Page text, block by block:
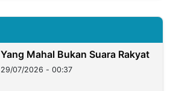
Yang Mahal Bukan Suara Rakyat
29/07/2026 - 00:37